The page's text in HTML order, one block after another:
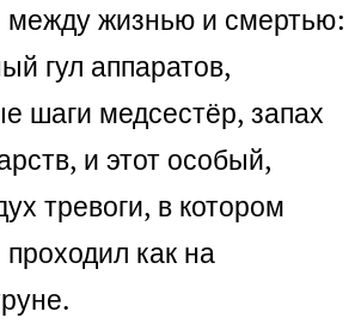
между жизнью и смертью:
гул аппаратов,
шаги медсестёр, запах
и этот особый,
тревоги, в котором
как на